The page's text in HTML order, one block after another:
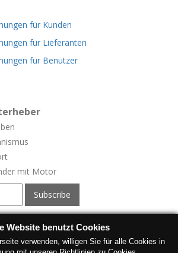
für Kunden
für Lieferanten
für Benutzer
mit Motor
für Fahrzeuge
für Fahrzeuge
Website benutzt Cookies
verwenden, willigen Sie für alle Cookies in